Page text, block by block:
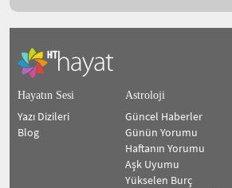
Hayatın Sesi
Yazı Dizileri
Blog
Astroloji
Güncel Haberler
Günün Yorumu
Haftanın Yorumu
Aşk Uyumu
Yükselen Burç